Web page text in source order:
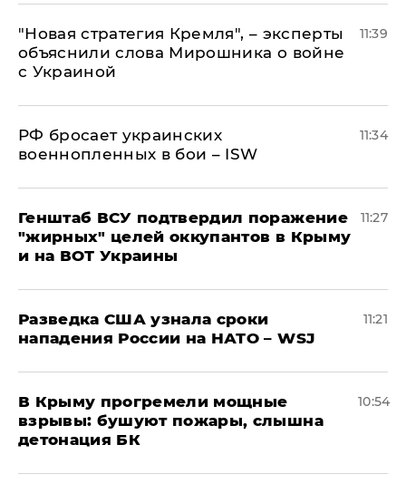
"Новая стратегия Кремля", – эксперты
объяснили слова Мирошника о войне
с Украиной
11:39
РФ бросает украинских
военнопленных в бои – ISW
11:34
Генштаб ВСУ подтвердил поражение
"жирных" целей оккупантов в Крыму
и на ВОТ Украины
11:27
Разведка США узнала сроки
нападения России на НАТО – WSJ
11:21
В Крыму прогремели мощные
взрывы: бушуют пожары, слышна
детонация БК
10:54